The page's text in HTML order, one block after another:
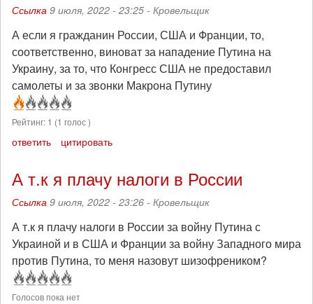
Ссылка 9 июля, 2022 - 23:25 - Кровельщик
А если я гражданин России, США и Франции, то,
соответственно, виноват за нападение Путина на
Украину, за то, что Конгресс США не предоставил
самолеты и за звонки Макрона Путину
Рейтинг: 1 (1 голос )
ответить цитировать
А т.к я плачу налоги в России
Ссылка 9 июля, 2022 - 23:26 - Кровельщик
А т.к я плачу налоги в России за войну Путина с
Украиной и в США и Франции за войну Западного мира
против Путина, то меня назовут шизофреником?
Голосов пока нет